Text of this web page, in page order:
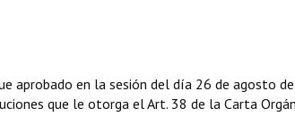
aprobado en la sesión del día 26 de agosto
que le otorga el Art. 38 de la Carta